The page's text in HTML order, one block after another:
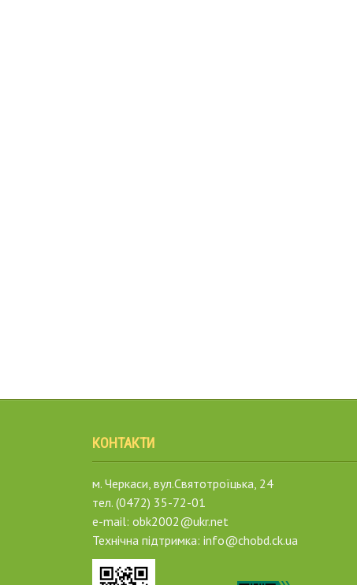
КОНТАКТИ
м. Черкаси, вул.Святотроїцька, 24
тел. (0472) 35-72-01
e-mail: obk2002@ukr.net
Технічна підтримка: info@chobd.ck.ua